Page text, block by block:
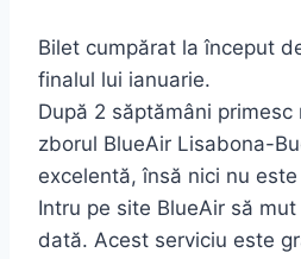
Bilet cumpărat la început
finalul lui ianuarie.
După 2 săptămâni
zborul BlueAir Lisabona-
excelentă, însă nici nu
Intru pe site BlueAir să
dată. Acest serviciu este